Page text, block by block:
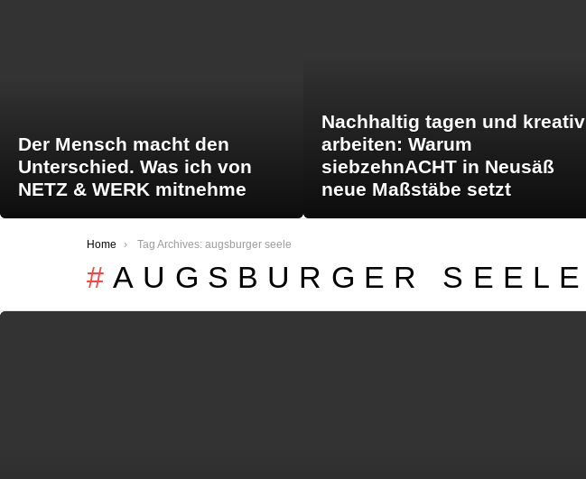
Der Mensch macht den
Unterschied. Was ich von
NETZ & WERK mitnehme
Nachhaltig tagen und kreativ
arbeiten: Warum
siebzehnACHT in Neusäß
neue Maßstäbe setzt
You are here:
Home Tag Archives: augsburger seele
AUGSBURGER SEELE